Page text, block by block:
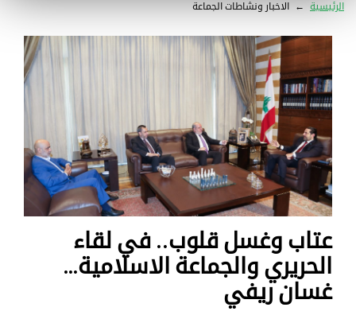
الرئيسية ← الاخبار ونشاطات الجماعة
عتاب وغسل قلوب.. في لقاء
الحريري والجماعة الاسلامية…
غسان ريفي